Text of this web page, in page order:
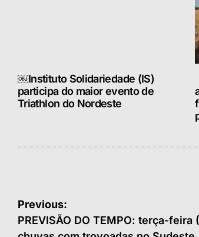
￼Instituto Solidariedade (IS)
participa do maior evento de
Triathlon do Nordeste
Navegação
de
Previous:
PREVISÃO DO TEMPO: terça-feira